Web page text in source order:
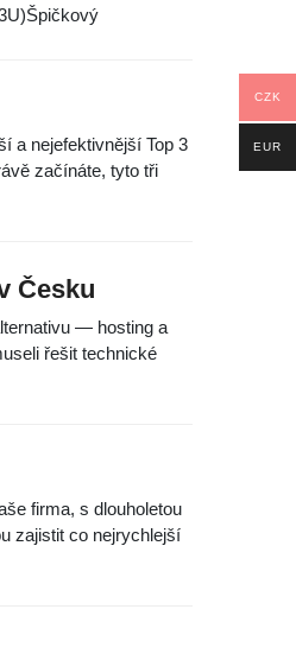
a nejefektivnější Top 3
začínáte, tyto tři
Česku
— hosting a
řešit technické
firma, s dlouholetou
zajistit co nejrychlejší
CZK
EUR